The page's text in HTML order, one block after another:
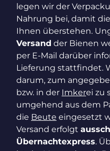
legen wir der
Nahrung bei, damit
Ihnen überstehen.
Versand der Bienen
per E-Mail darüber
Lieferung stattfindet.
darum, zum
bzw. in der Imkerei zu
umgehend aus dem
die Beute eingesetzt
Versand erfolgt
Übernachtexpress.